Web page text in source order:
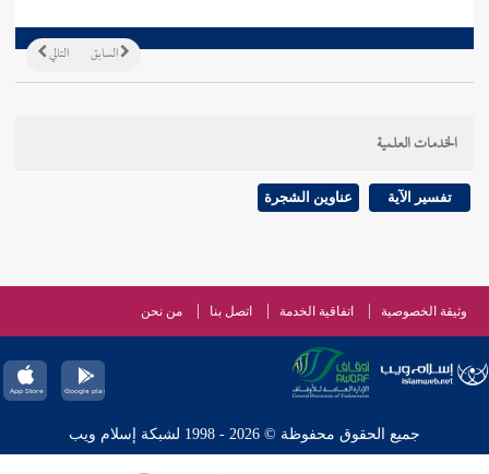
التالي السابق
الخدمات العلمية
تفسير الآية عناوين الشجرة
وثيقة الخصوصية اتفاقية الخدمة اتصل بنا من نحن
جميع الحقوق محفوظة © 2026 - 1998 لشبكة إسلام ويب